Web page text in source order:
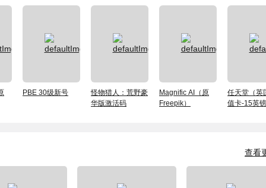
PBE 30级新号
怪物猎人：荒野豪
华版激活码
Magnific AI（原
Freepik）
任天堂（英
值卡-15英镑
查看